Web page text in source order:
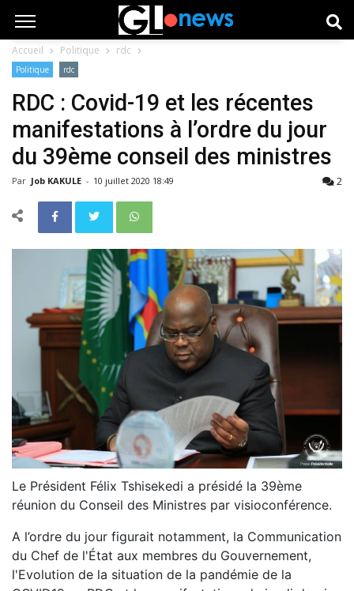
Accueil Politique rdc
Politique rdc
RDC : Covid-19 et les récentes
manifestations à l’ordre du jour
du 39ème conseil des ministres
Par Job KAKULE - 10 juillet 2020 18:49 2
Le Président Félix Tshisekedi a présidé la 39ème
réunion du Conseil des Ministres par visioconférence.
A l’ordre du jour figurait notamment, la Communication
du Chef de l'État aux membres du Gouvernement,
l'Evolution de la situation de la pandémie de la